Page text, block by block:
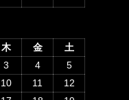
木 金
土
3 4
5
10 11
12